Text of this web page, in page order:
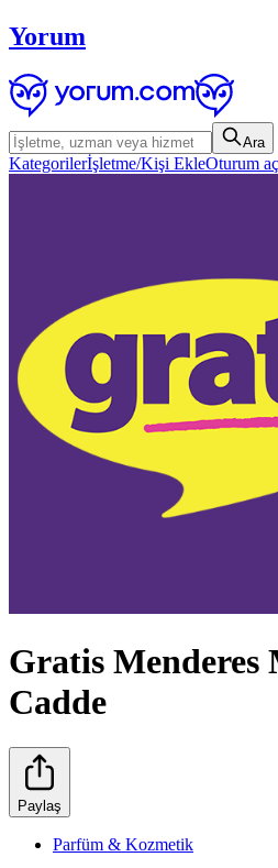
Yorum
Ara
Kategorilerİşletme/Kişi EkleOturum aç
Gratis Menderes
Cadde
Paylaş
Parfüm & Kozmetik